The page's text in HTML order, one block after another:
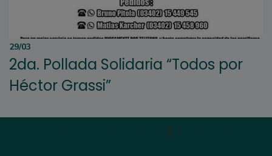
29/03
2da. Pollada Solidaria “Todos por
Héctor Grassi”
| | | | 5 | | |